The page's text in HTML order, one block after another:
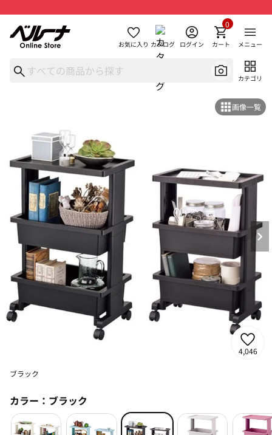
お気に入り カタログ ログイン カート
0
メニュー
カテゴリ
画像一覧
4,046
ブラック
カラー： ブラック